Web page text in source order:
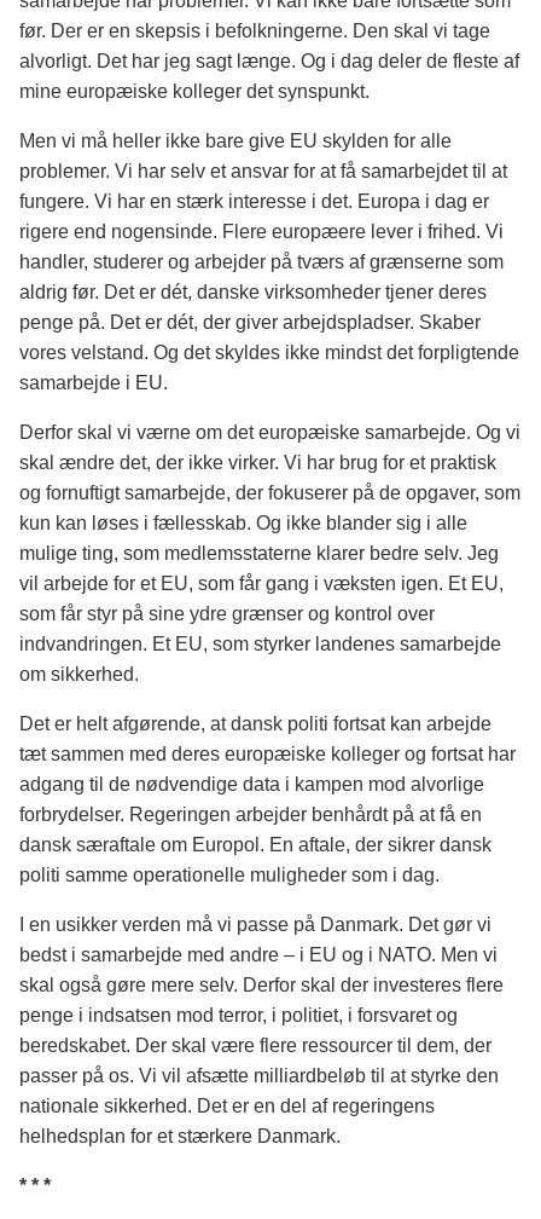
før. Der er en skepsis i befolkningerne. Den skal vi tage
alvorligt. Det har jeg sagt længe. Og i dag deler de fleste af
mine europæiske kolleger det synspunkt.
Men vi må heller ikke bare give EU skylden for alle
problemer. Vi har selv et ansvar for at få samarbejdet til at
fungere. Vi har en stærk interesse i det. Europa i dag er
rigere end nogensinde. Flere europæere lever i frihed. Vi
handler, studerer og arbejder på tværs af grænserne som
aldrig før. Det er dét, danske virksomheder tjener deres
penge på. Det er dét, der giver arbejdspladser. Skaber
vores velstand. Og det skyldes ikke mindst det forpligtende
samarbejde i EU.
Derfor skal vi værne om det europæiske samarbejde. Og vi
skal ændre det, der ikke virker. Vi har brug for et praktisk
og fornuftigt samarbejde, der fokuserer på de opgaver, som
kun kan løses i fællesskab. Og ikke blander sig i alle
mulige ting, som medlemsstaterne klarer bedre selv. Jeg
vil arbejde for et EU, som får gang i væksten igen. Et EU,
som får styr på sine ydre grænser og kontrol over
indvandringen. Et EU, som styrker landenes samarbejde
om sikkerhed.
Det er helt afgørende, at dansk politi fortsat kan arbejde
tæt sammen med deres europæiske kolleger og fortsat har
adgang til de nødvendige data i kampen mod alvorlige
forbrydelser. Regeringen arbejder benhårdt på at få en
dansk særaftale om Europol. En aftale, der sikrer dansk
politi samme operationelle muligheder som i dag.
I en usikker verden må vi passe på Danmark. Det gør vi
bedst i samarbejde med andre – i EU og i NATO. Men vi
skal også gøre mere selv. Derfor skal der investeres flere
penge i indsatsen mod terror, i politiet, i forsvaret og
beredskabet. Der skal være flere ressourcer til dem, der
passer på os. Vi vil afsætte milliardbeløb til at styrke den
nationale sikkerhed. Det er en del af regeringens
helhedsplan for et stærkere Danmark.
* * *